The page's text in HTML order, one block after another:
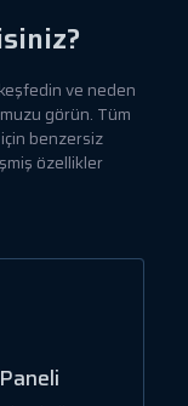
ve neden
görün. Tüm
için benzersiz
özellikler